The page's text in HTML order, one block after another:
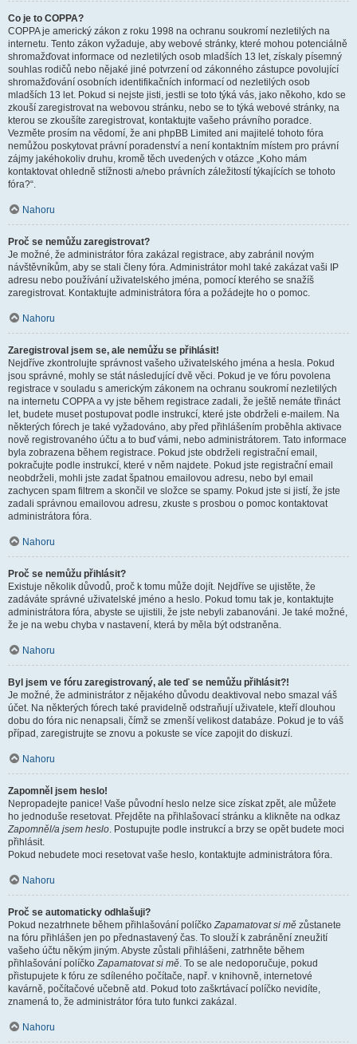
Co je to COPPA?
COPPA je americký zákon z roku 1998 na ochranu soukromí nezletilých na
internetu. Tento zákon vyžaduje, aby webové stránky, které mohou potenciálně
shromažďovat informace od nezletilých osob mladších 13 let, získaly písemný
souhlas rodičů nebo nějaké jiné potvrzení od zákonného zástupce povolující
shromažďování osobních identifikačních informací od nezletilých osob
mladších 13 let. Pokud si nejste jisti, jestli se toto týká vás, jako někoho, kdo se
zkouší zaregistrovat na webovou stránku, nebo se to týká webové stránky, na
kterou se zkoušíte zaregistrovat, kontaktujte vašeho právního poradce.
Vezměte prosím na vědomí, že ani phpBB Limited ani majitelé tohoto fóra
nemůžou poskytovat právní poradenství a není kontaktním místem pro právní
zájmy jakéhokoliv druhu, kromě těch uvedených v otázce „Koho mám
kontaktovat ohledně stížnosti a/nebo právních záležitostí týkajících se tohoto
fóra?“.
Nahoru
Proč se nemůžu zaregistrovat?
Je možné, že administrátor fóra zakázal registrace, aby zabránil novým
návštěvníkům, aby se stali členy fóra. Administrátor mohl také zakázat vaši IP
adresu nebo používání uživatelského jména, pomocí kterého se snažíš
zaregistrovat. Kontaktujte administrátora fóra a požádejte ho o pomoc.
Nahoru
Zaregistroval jsem se, ale nemůžu se přihlásit!
Nejdříve zkontrolujte správnost vašeho uživatelského jména a hesla. Pokud
jsou správné, mohly se stát následující dvě věci. Pokud je ve fóru povolena
registrace v souladu s americkým zákonem na ochranu soukromí nezletilých
na internetu COPPA a vy jste během registrace zadali, že ještě nemáte třináct
let, budete muset postupovat podle instrukcí, které jste obdrželi e-mailem. Na
některých fórech je také vyžadováno, aby před přihlášením proběhla aktivace
nově registrovaného účtu a to buď vámi, nebo administrátorem. Tato informace
byla zobrazena během registrace. Pokud jste obdrželi registrační email,
pokračujte podle instrukcí, které v něm najdete. Pokud jste registrační email
neobdrželi, mohli jste zadat špatnou emailovou adresu, nebo byl email
zachycen spam filtrem a skončil ve složce se spamy. Pokud jste si jistí, že jste
zadali správnou emailovou adresu, zkuste s prosbou o pomoc kontaktovat
administrátora fóra.
Nahoru
Proč se nemůžu přihlásit?
Existuje několik důvodů, proč k tomu může dojít. Nejdříve se ujistěte, že
zadáváte správné uživatelské jméno a heslo. Pokud tomu tak je, kontaktujte
administrátora fóra, abyste se ujistili, že jste nebyli zabanováni. Je také možné,
že je na webu chyba v nastavení, která by měla být odstraněna.
Nahoru
Byl jsem ve fóru zaregistrovaný, ale teď se nemůžu přihlásit?!
Je možné, že administrátor z nějakého důvodu deaktivoval nebo smazal váš
účet. Na některých fórech také pravidelně odstraňují uživatele, kteří dlouhou
dobu do fóra nic nenapsali, čímž se zmenší velikost databáze. Pokud je to váš
případ, zaregistrujte se znovu a pokuste se více zapojit do diskuzí.
Nahoru
Zapomněl jsem heslo!
Nepropadejte panice! Vaše původní heslo nelze sice získat zpět, ale můžete
ho jednoduše resetovat. Přejděte na přihlašovací stránku a klikněte na odkaz
Zapomněl/a jsem heslo. Postupujte podle instrukcí a brzy se opět budete moci
přihlásit.
Pokud nebudete moci resetovat vaše heslo, kontaktujte administrátora fóra.
Nahoru
Proč se automaticky odhlašuji?
Pokud nezatrhnete během přihlašování políčkoZapamatovat si mě zůstanete
na fóru přihlášen jen po přednastavený čas. To slouží k zabránění zneužití
vašeho účtu někým jiným. Abyste zůstali přihlášeni, zatrhněte během
přihlašování políčkoZapamatovat si mě. To se ale nedoporučuje, pokud
přistupujete k fóru ze sdíleného počítače, např. v knihovně, internetové
kavárně, počítačové učebně atd. Pokud toto zaškrtávací políčko nevidíte,
znamená to, že administrátor fóra tuto funkci zakázal.
Nahoru